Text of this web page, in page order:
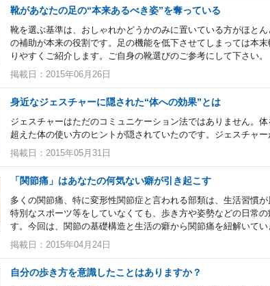
靴があなたの足の“本来あるべき姿”を奪っている
靴を選ぶ基準は、おしゃれかどうかのみに置いている方がほと
の補助が本来の役割です。足の機能を低下させてしまっては本
りやすくご紹介します。ご自身の靴選びのご参考にして下さい。
掲載日：2015年06月26日
身近なジェスチャーに隠された“体への効果”とは
ジェスチャーはただのコミュニケーション法ではありません。
超えた体の使い方のヒントが隠されていたのです。ジェスチャー
掲載日：2015年05月31日
「関節痛」はあなたの何気ない癖が引き起こす
多くの関節痛、特に変形性関節症と言われる部類は、生活習慣が
特別なスポーツ等をしていなくても、歩き方や姿勢などの日常
す。今回は、関節の基礎構造と生活の癖から関節痛を紐解いてい
掲載日：2015年04月24日
自分の歩き方を意識したことはありますか？